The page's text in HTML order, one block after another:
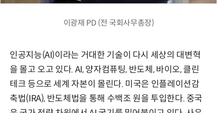
이광재 PD (전 국회사무총장)
인공지능(AI)이라는 거대한 기술이 다시 세상의 대변혁
을 몰고 오고 있다. AI, 양자컴퓨팅, 반도체, 바이오, 클린
테크 등으로 세계 자본이 몰린다. 미국은 인플레이션감
축법(IRA), 반도체법을 통해 수백조 원을 투입한다. 중국